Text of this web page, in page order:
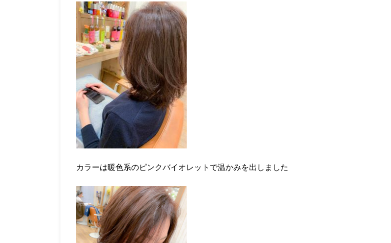
カラーは暖色系のピンクバイオレットで温かみを出しました